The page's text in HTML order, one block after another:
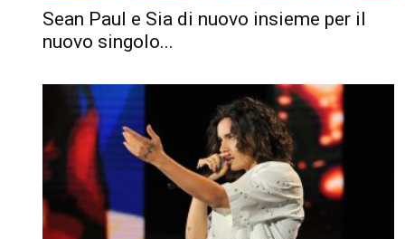
Sean Paul e Sia di nuovo insieme per il
nuovo singolo...